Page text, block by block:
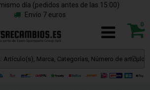
día (pedidos antes de las 15:00)
Envío 7 euros
0